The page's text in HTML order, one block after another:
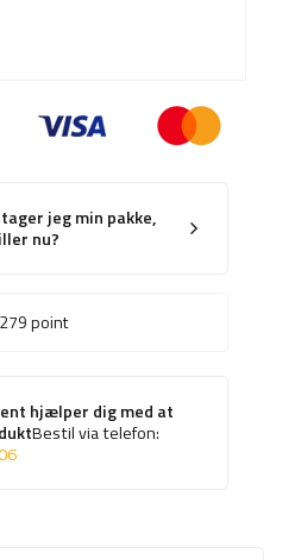
jeg min pakke,
nu?
point
hjælper dig med at
Bestil via telefon: